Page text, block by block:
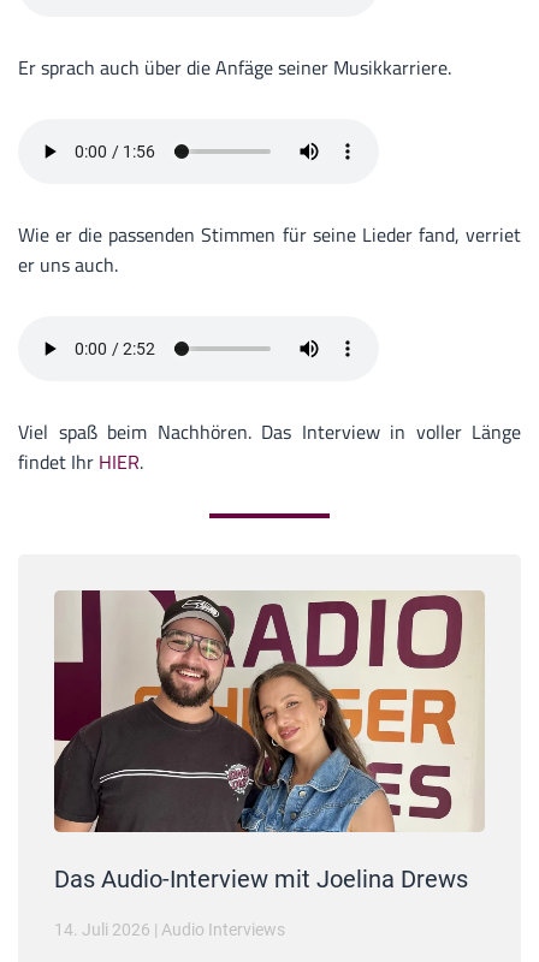
Er sprach auch über die Anfäge seiner Musikkarriere.
Wie er die passenden Stimmen für seine Lieder fand, verriet
er uns auch.
Viel spaß beim Nachhören. Das Interview in voller Länge
findet Ihr HIER.
Das Audio-Interview mit Joelina Drews
14. Juli 2026 | Audio Interviews